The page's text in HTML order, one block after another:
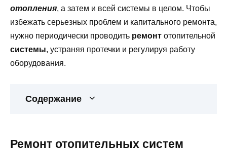
отопления, а затем и всей системы в целом. Чтобы
избежать серьезных проблем и капитального ремонта,
нужно периодически проводить ремонт отопительной
системы, устраняя протечки и регулируя работу
оборудования.
Содержание
Ремонт отопительных систем